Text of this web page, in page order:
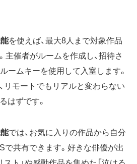
を使えば、最大8人まで対象作品
主催者がルームを作成し、招待さ
ームキーを使用して入室します。
リモートでもリアルと変わらない
はずです。
能では、お気に入りの作品から自分
で共有できます。好きな俳優が出